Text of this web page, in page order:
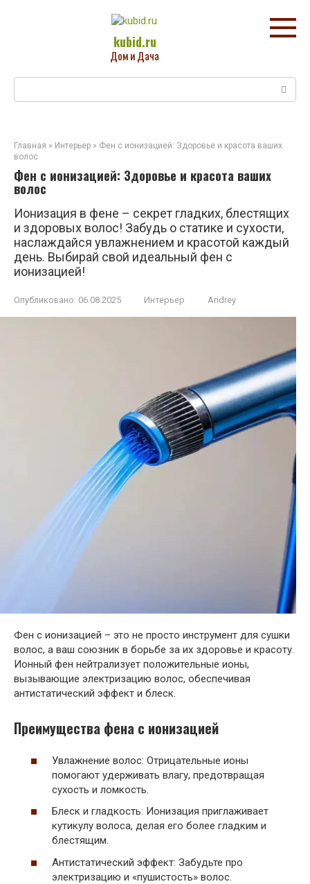
kubid.ru
Дом и Дача
Главная » Интерьер » Фен с ионизацией: Здоровье и красота ваших
волос
Фен с ионизацией: Здоровье и красота ваших
волос
Ионизация в фене – секрет гладких, блестящих
и здоровых волос! Забудь о статике и сухости,
наслаждайся увлажнением и красотой каждый
день. Выбирай свой идеальный фен с
ионизацией!
Опубликовано: 06.08.2025 Интерьер Andrey
Фен с ионизацией – это не просто инструмент для сушки
волос, а ваш союзник в борьбе за их здоровье и красоту.
Ионный фен нейтрализует положительные ионы,
вызывающие электризацию волос, обеспечивая
антистатический эффект и блеск.
Преимущества фена с ионизацией
Увлажнение волос: Отрицательные ионы
помогают удерживать влагу, предотвращая
сухость и ломкость.
Блеск и гладкость: Ионизация приглаживает
кутикулу волоса, делая его более гладким и
блестящим.
Антистатический эффект: Забудьте про
электризацию и «пушистость» волос.